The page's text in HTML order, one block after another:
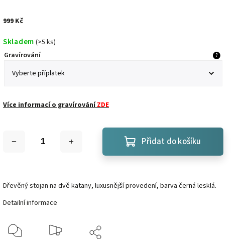
999 Kč
Skladem (>5 ks)
Gravírování
?
Více informací o gravírováníZDE
Přidat do košíku
Dřevěný stojan na dvě katany, luxusnější provedení, barva černá lesklá.
Detailní informace